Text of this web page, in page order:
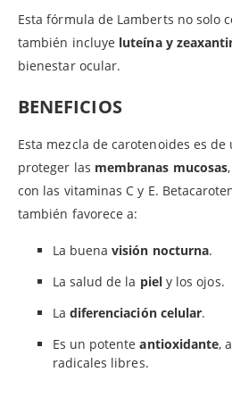
Esta fórmula de Lamberts no solo
también incluye luteína y
bienestar ocular.
BENEFICIOS
Esta mezcla de carotenoides es
proteger las membranas mucosas
con las vitaminas C y E.
también favorece a:
La buenavisión nocturna.
La salud de la piely los ojos.
La diferenciación celular.
Es un potenteantioxidante,
radicales libres.